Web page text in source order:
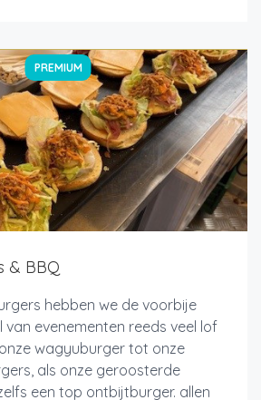
PREMIUM
& BBQ
hebben we de voorbije
evenementen reeds veel lof
wagyuburger tot onze
als onze geroosterde
een top ontbijtburger. allen